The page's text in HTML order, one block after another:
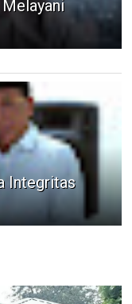
Integritas